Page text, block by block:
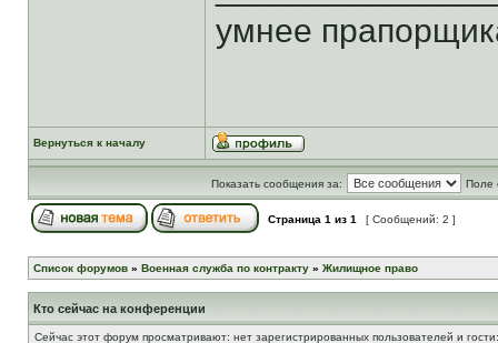
умнее
Вернуться к началу
Показать сообщения за: Поле
Страница 1 из 1 [ Сообщений: 2 ]
Список форумов » Военная служба по контракту » Жилищное право
Кто сейчас на конференции
Сейчас этот форум просматривают: нет зарегистрированных пользователей и